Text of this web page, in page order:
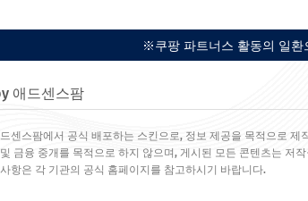
※쿠팡 파트너스 활동의 일환
애드센스팜
센스팜에서 공식 배포하는 스킨으로, 정보 제공을 목적으로 제
금융 중개를 목적으로 하지 않으며, 게시된 모든 콘텐츠는 저
항은 각 기관의 공식 홈페이지를 참고하시기 바랍니다.